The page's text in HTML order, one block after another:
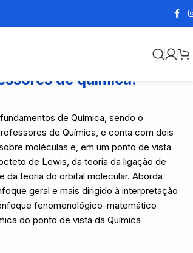
de química:
de Química, sendo o
de Química, e conta com dois
moléculas e, em um ponto de vista
de Lewis, da teoria da ligação de
da teoria do orbital molecular. Aborda
geral e mais dirigido à interpretação
fenomenológico-matemático
do ponto de vista da Química